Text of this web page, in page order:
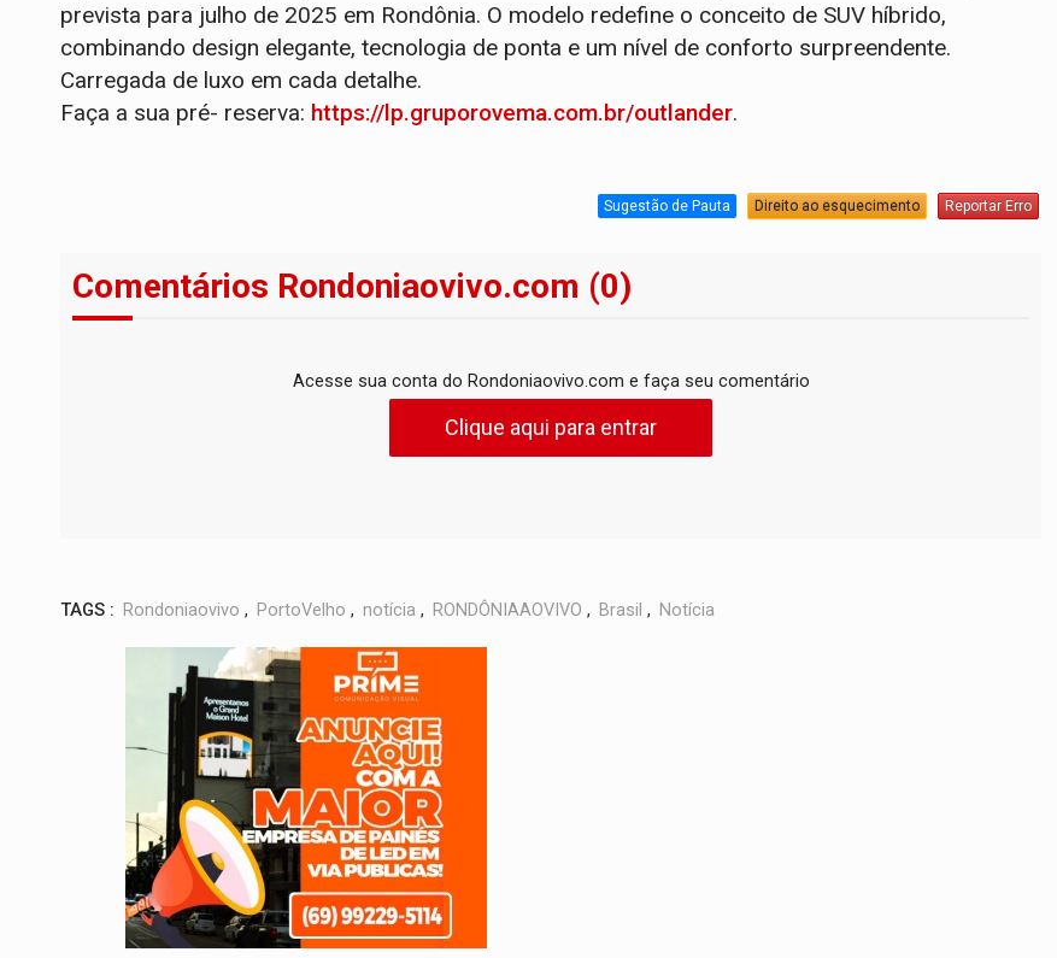
prevista para julho de 2025 em Rondônia. O modelo redefine o conceito de SUV híbrido,
combinando design elegante, tecnologia de ponta e um nível de conforto surpreendente.
Carregada de luxo em cada detalhe.
Faça a sua pré- reserva: https://lp.gruporovema.com.br/outlander.
Sugestão de Pauta Direito ao esquecimento Reportar Erro
Comentários Rondoniaovivo.com (0)
Acesse sua conta do Rondoniaovivo.com e faça seu comentário
Clique aqui para entrar
TAGS : Rondoniaovivo , PortoVelho , notícia , RONDÔNIAAOVIVO , Brasil , Notícia